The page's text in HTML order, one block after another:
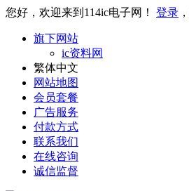
您好，欢迎来到114ic电子网！ 登录 ，
旗下网站
ic资料网
繁体中文
网站地图
会员套餐
广告服务
付款方式
联系我们
在线咨询
诚信监督